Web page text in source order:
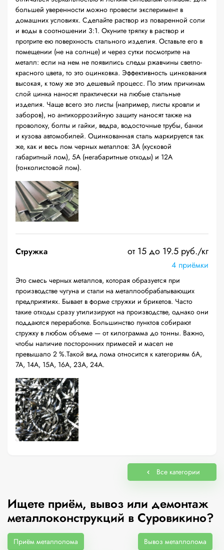
большей уверенности можно провести эксперимент в
домашних условиях. Сделайте раствор из поваренной соли
и воды в соотношении 3:1. Окуните тряпку в раствор и
протрите ею поверхность стального изделия. Оставьте его в
помещении (не на солнце) и через сутки посмотрите на
металл: если на нем не появились следы ржавчины светло-
красного цвета, то это оцинковка. Эффективность цинкования
высокая, к тому же это дешевый процесс. По этим причинам
слой цинка наносят практически на любые стальные
изделия. Чаще всего это листы (например, листы кровли и
заборов), но антикоррозийную защиту наносят также на
проволоку, болты и гайки, ведра, водосточные трубы, банки
и кузова автомобилей. Оцинкованная сталь маркируется так
же, как и весь лом черных металлов: 3А (кусковой
габаритный лом), 5А (негабаритные отходы) и 12А
(тонколистовой лом).
Стружка от 15 до 19.5 руб./кг
4 приёмки
Это смесь черных металлов, которая образуется при
производстве чугуна и стали на металлообрабатывающих
предприятиях. Бывает в форме стружки и брикетов. Часто
такие отходы сразу утилизируют на производстве, однако они
поддаются переработке. Большинство пунктов собирают
стружку в любом объеме — от килограмма до тонны. Важно,
чтобы наличие посторонних примесей и масел не
превышало 2 %.Такой вид лома относится к категориям 6А,
7А, 14А, 15А, 16А, 23А, 24А.
Все категории
Ищете приём, вывоз или демонтаж
металлоконструкций в Суровикино?
Приём металлолома Вывоз металлолома